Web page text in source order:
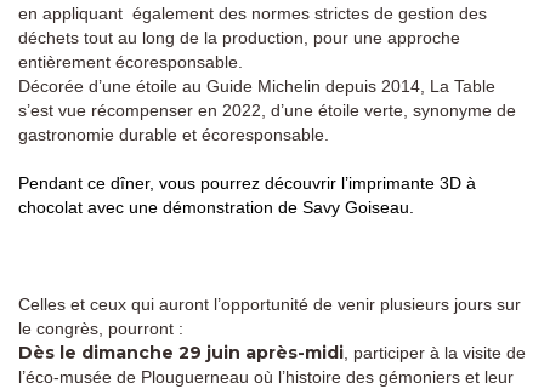
en appliquant également des normes strictes de gestion des
déchets tout au long de la production, pour une approche
entièrement écoresponsable.
Décorée d’une étoile au Guide Michelin depuis 2014, La Table
s’est vue récompenser en 2022, d’une étoile verte, synonyme de
gastronomie durable et écoresponsable.
Pendant ce dîner, vous pourrez découvrir l’imprimante 3D à
chocolat avec une démonstration de Savy Goiseau.
Celles et ceux qui auront l’opportunité de venir plusieurs jours sur
le congrès, pourront :
Dès le dimanche 29 juin après-midi , participer à la visite de
l’éco-musée de Plouguerneau où l’histoire des gémoniers et leur